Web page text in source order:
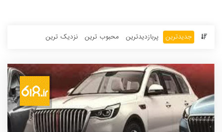
جدیدترین پربازدید‌ترین‌ محبوب ترین نزدیک ترین